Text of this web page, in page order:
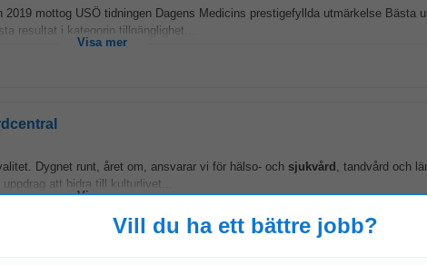
mottog USÖ tidningen Dagens Medicins prestigefyllda utmärkelse Bästa
resultat i kategorin tillgänglighet...
Visa mer
Dygnet runt, året om, ansvarar vi för hälso- och sjukvård , tandvård och
att bidra till kulturlivet...
Visa mer
Vill du ha ett bättre jobb?